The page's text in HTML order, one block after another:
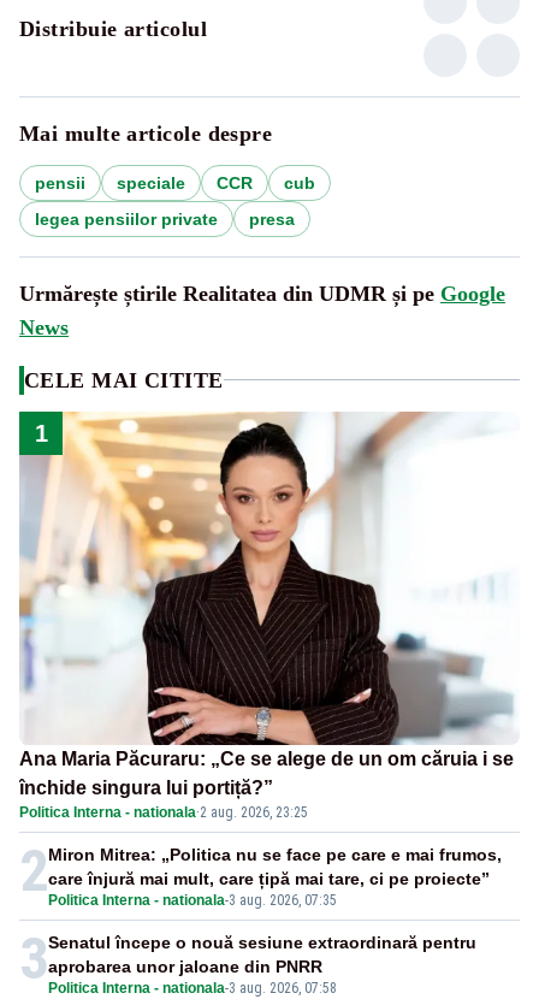
Distribuie articolul
Mai multe articole despre
pensii speciale CCR
cub
legea pensiilor private
presa
Urmărește știrile Realitatea din UDMR și pe Google
News
CELE MAI CITITE
1
Ana Maria Păcuraru: „Ce se alege de un om căruia i se
închide singura lui portiță?”
Politica Interna - nationala·2 aug. 2026, 23:25
2 Politica Interna - nationala-3 aug. 2026, 07:35
Miron Mitrea: „Politica nu se face pe care e mai frumos,
care înjură mai mult, care țipă mai tare, ci pe proiecte”
3 Politica Interna - nationala-3 aug. 2026, 07:58
Senatul începe o nouă sesiune extraordinară pentru
aprobarea unor jaloane din PNRR